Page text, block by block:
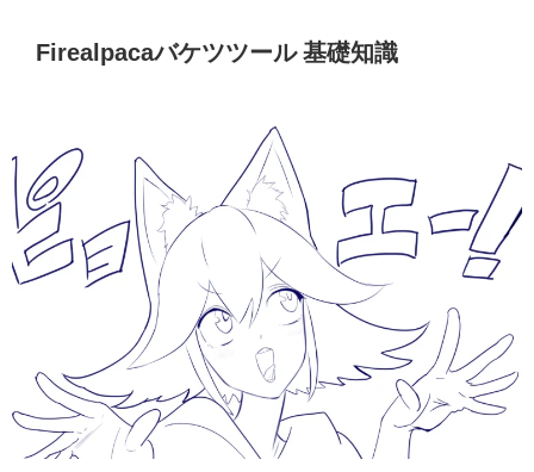
Firealpacaバケツツール 基礎知識